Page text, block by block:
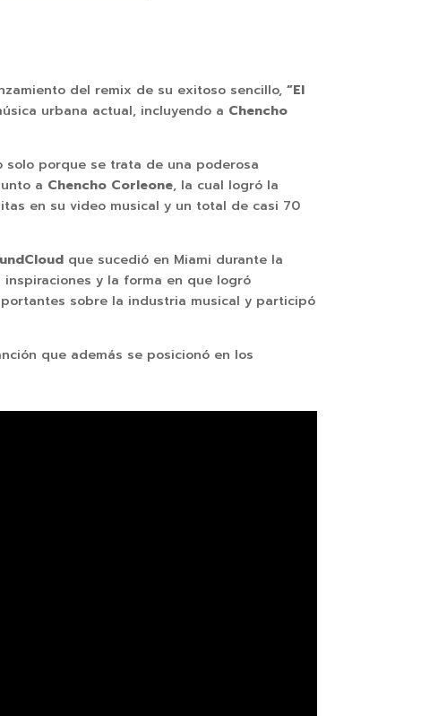
del remix de su exitoso sencillo,“El
urbana actual, incluyendo a Chencho
solo porque se trata de una poderosa
a Chencho Corleone, la cual logró la
en su video musical y un total de casi 70
que sucedió en Miami durante la
y la forma en que logró
sobre la industria musical y participó
que además se posicionó en los